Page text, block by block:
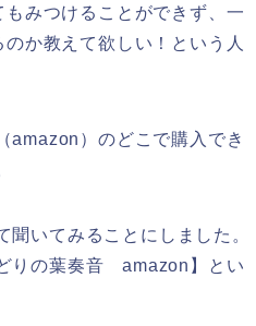
みつけることができず、一
か教えて欲しい！という人
amazon）のどこで購入でき
いてみることにしました。
りの葉奏音 amazon】とい